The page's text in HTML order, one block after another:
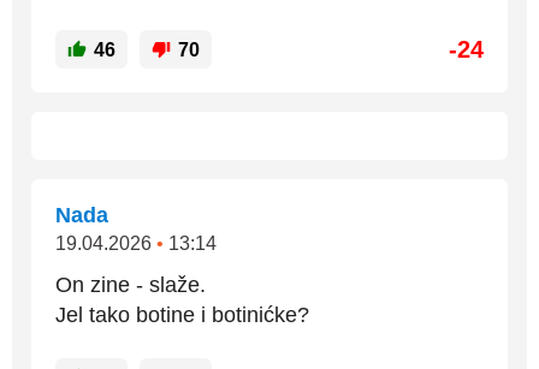
46 70 -24
Nada
19.04.2026 • 13:14
On zine - slaže.
Jel tako botine i botinićke?